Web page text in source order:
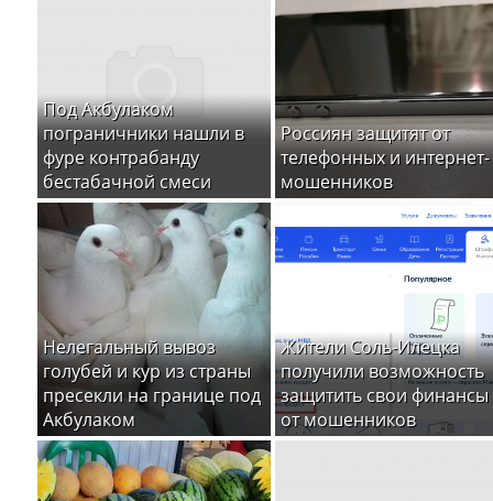
Под Акбулаком
пограничники нашли в
фуре контрабанду
бестабачной смеси
Россиян защитят от
телефонных и интернет-
мошенников
Нелегальный вывоз
голубей и кур из страны
пресекли на границе под
Акбулаком
Жители Соль-Илецка
получили возможность
защитить свои финансы
от мошенников